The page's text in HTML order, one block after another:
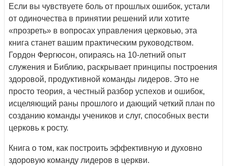
Если вы чувствуете боль от прошлых ошибок, устали
от одиночества в принятии решений или хотите
«прозреть» в вопросах управления церковью, эта
книга станет вашим практическим руководством.
Гордон Фергюсон, опираясь на 10-летний опыт
служения и Библию, раскрывает принципы построения
здоровой, продуктивной команды лидеров. Это не
просто теория, а честный разбор успехов и ошибок,
исцеляющий раны прошлого и дающий четкий план по
созданию команды учеников и слуг, способных вести
церковь к росту.
Книга о том, как построить эффективную и духовно
здоровую команду лидеров в церкви.